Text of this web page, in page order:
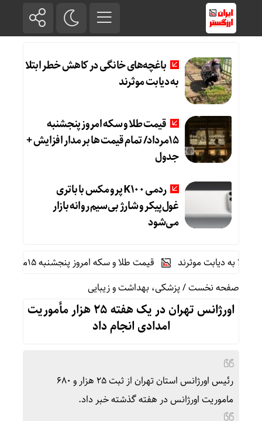
باغچه‌های خانگی در کاهش خطر ابتلا
به دیابت موثرند
قیمت طلا و سکه امروز پنجشنبه
15مرداد/ تمام قیمت ها بر مدار افزایش +
جدول
ردمی K100 پرو مکس با باتری
غول‌پیکر و شارژ بی‌سیم روانه بازار
می‌شود
به دیابت موثرند
قیمت طلا و سکه امروز پنجشنبه 15مرداد/ تمام قیمت ها بر مدار افزایش + جدول
صفحه نخست/پزشکی، بهداشت و زیبایی
اورژانس تهران در یک هفته ۲۵ هزار مأموریت
امدادی انجام داد
رئیس اورژانس استان تهران از ثبت ۲۵ هزار و ۶۸۰
ماموریت اورژانس در هفته گذشته خبر داد.